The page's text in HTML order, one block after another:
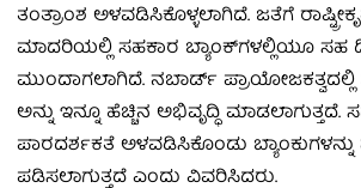
ತಂತ್ರಾಂಶ ಅಳವಡಿಸಿಕೊಳ್ಳಲಾಗಿದೆ. ಜತೆಗೆ
ಮಾದರಿಯಲ್ಲಿ ಸಹಕಾರ ಬ್ಯಾಂಕ್‌ಗಳಲ್ಲಿಯೂ ಸಹ
ಮುಂದಾಗಲಾಗಿದೆ. ನಬಾರ್ಡ್ ಪ್ರಾಯೋಜಕತ್ವದಲ್ಲಿ
ಅನ್ನು ಇನ್ನೂ ಹೆಚ್ಚಿನ ಅಭಿವೃದ್ಧಿ ಮಾಡಲಾಗುತ್ತದೆ.
ಪಾರದರ್ಶಕತೆ ಅಳವಡಿಸಿಕೊಂಡು ಬ್ಯಾಂಕುಗಳನ್ನು
ಪಡಿಸಲಾಗುತ್ತದೆ ಎಂದು ವಿವರಿಸಿದರು.